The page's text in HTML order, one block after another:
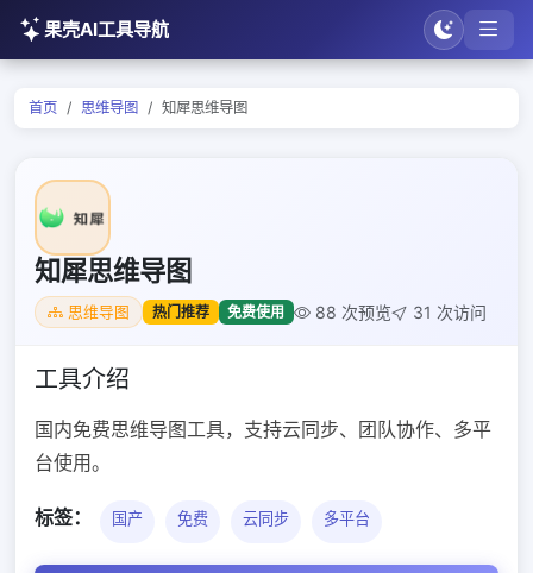
果壳AI工具导航
首页 思维导图 知犀思维导图
知犀思维导图
思维导图 热门推荐 免费使用 88 次预览 31 次访问
工具介绍
国内免费思维导图工具，支持云同步、团队协作、多平
台使用。
标签： 国产 免费 云同步 多平台